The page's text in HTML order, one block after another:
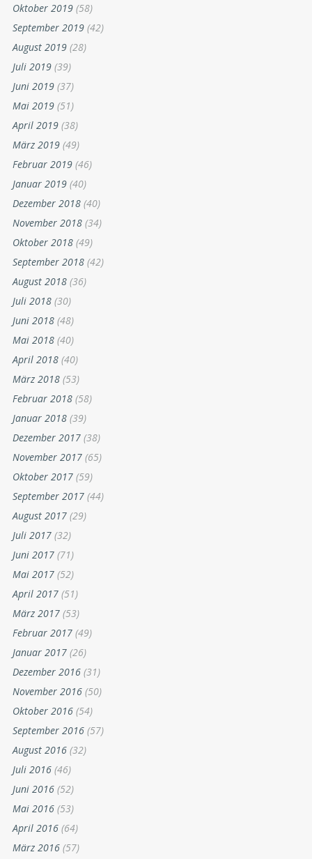
Oktober 2019 (58)
September 2019 (42)
August 2019 (28)
Juli 2019 (39)
Juni 2019 (37)
Mai 2019 (51)
April 2019 (38)
März 2019 (49)
Februar 2019 (46)
Januar 2019 (40)
Dezember 2018 (40)
November 2018 (34)
Oktober 2018 (49)
September 2018 (42)
August 2018 (36)
Juli 2018 (30)
Juni 2018 (48)
Mai 2018 (40)
April 2018 (40)
März 2018 (53)
Februar 2018 (58)
Januar 2018 (39)
Dezember 2017 (38)
November 2017 (65)
Oktober 2017 (59)
September 2017 (44)
August 2017 (29)
Juli 2017 (32)
Juni 2017 (71)
Mai 2017 (52)
April 2017 (51)
März 2017 (53)
Februar 2017 (49)
Januar 2017 (26)
Dezember 2016 (31)
November 2016 (50)
Oktober 2016 (54)
September 2016 (57)
August 2016 (32)
Juli 2016 (46)
Juni 2016 (52)
Mai 2016 (53)
April 2016 (64)
März 2016 (57)